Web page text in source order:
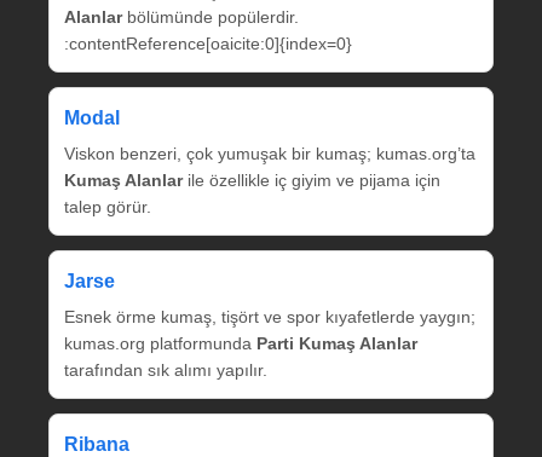
Alanlarbölümünde popülerdir.
:contentReference[oaicite:0]{index=0}
Modal
Viskon benzeri, çok yumuşak bir kumaş; kumas.org’ta
Kumaş Alanlarile özellikle iç giyim ve pijama için
talep görür.
Jarse
Esnek örme kumaş, tişört ve spor kıyafetlerde yaygın;
kumas.org platformunda Parti Kumaş Alanlar
tarafından sık alımı yapılır.
Ribana